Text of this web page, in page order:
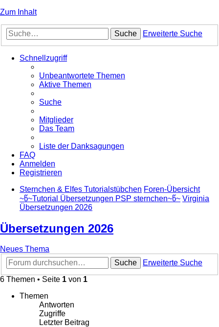
Zum Inhalt
Suche Erweiterte Suche
Schnellzugriff
Unbeantwortete Themen
Aktive Themen
Suche
Mitglieder
Das Team
Liste der Danksagungen
FAQ
Anmelden
Registrieren
Sternchen & Elfes Tutorialstübchen Foren-Übersicht
~წ~Tutorial Übersetzungen PSP sternchen~წ~ Virginia
Übersetzungen 2026
Übersetzungen 2026
Neues Thema
Suche
Erweiterte Suche
6 Themen • Seite 1 von 1
Themen
Antworten
Zugriffe
Letzter Beitrag